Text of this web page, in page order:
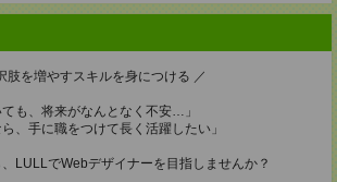
肢を増やすスキルを身につける ／
ても、将来がなんとなく不安…」
、手に職をつけて長く活躍したい」
LULLでWebデザイナーを目指しませんか？